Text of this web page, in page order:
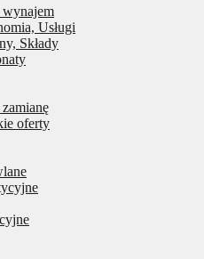
Usługi
Składy
oferty